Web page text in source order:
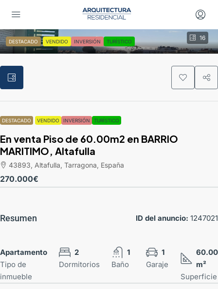
16
DESTACADO VENDIDO INVERSIÓN TURÍSTICO
DESTACADO VENDIDO INVERSIÓN TURÍSTICO
En venta Piso de 60.00m2 en BARRIO
MARITIMO, Altafulla
43893, Altafulla, Tarragona, España
270.000€
Resumen ID del anuncio: 1247021
Apartamento
Tipo de
inmueble
2
Dormitorios
1
Baño
1
Garaje
60.00
m²
Superficie